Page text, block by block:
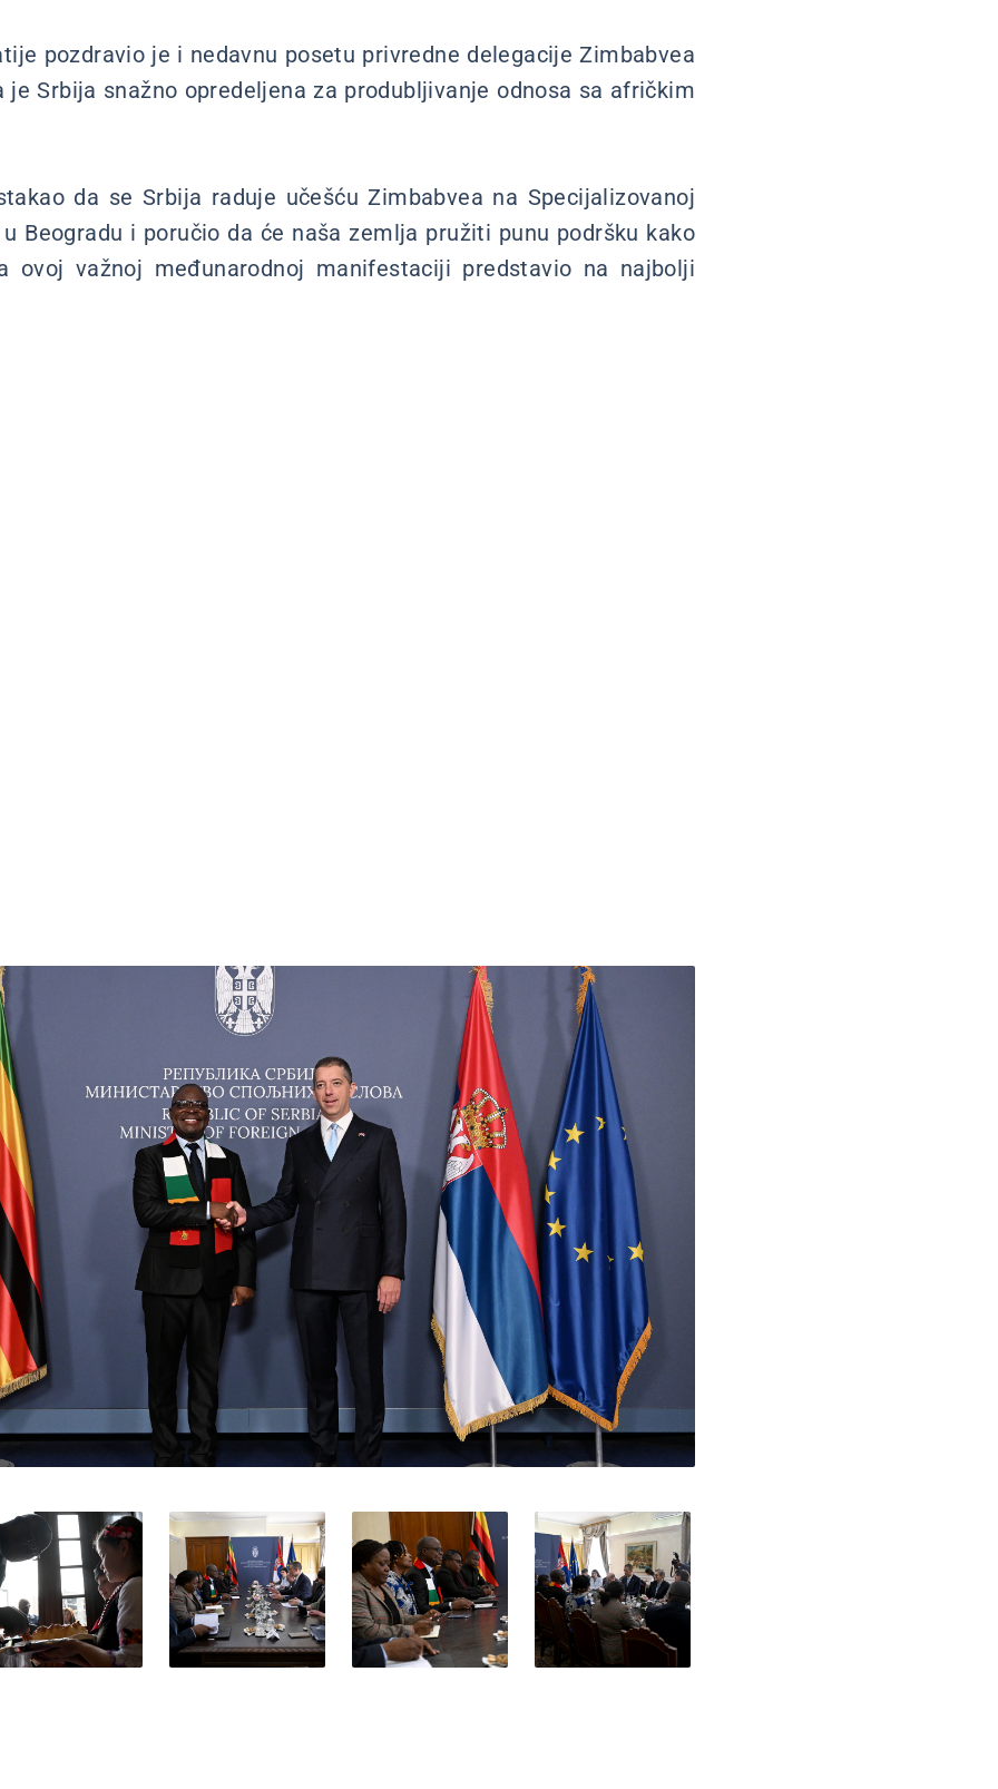
pozdravio je i nedavnu posetu privredne delegacije Zimbabvea
je Srbija snažno opredeljena za produbljivanje odnosa sa afričkim
da se Srbija raduje učešću Zimbabvea na Specijalizovanoj
Beogradu i poručio da će naša zemlja pružiti punu podršku kako
ovoj važnoj međunarodnoj manifestaciji predstavio na najbolji